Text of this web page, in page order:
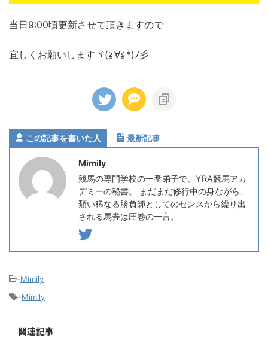
当日9:00頃更新させて頂きますので
宜しくお願いしますヾ(≧∀≦*)ﾉ彡
この記事を書いた人 最新記事
Mimily
競馬の専門学校の一番弟子で、YRA競馬アカ
デミーの秘書。 まだまだ修行中の身ながら、
類い稀なる勝負師としてのセンスから繰り出
される馬券は圧巻の一言。
-Mimily
-Mimily
関連記事